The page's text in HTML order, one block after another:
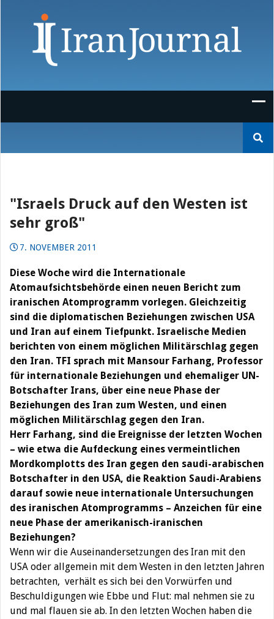
nach:
"Israels Druck auf den Westen ist
sehr groß"
7. NOVEMBER 2011
Diese Woche wird die Internationale
Atomaufsichtsbehörde einen neuen Bericht zum
iranischen Atomprogramm vorlegen. Gleichzeitig
sind die diplomatischen Beziehungen zwischen USA
und Iran auf einem Tiefpunkt. Israelische Medien
berichten von einem möglichen Militärschlag gegen
den Iran. TFI sprach mit Mansour Farhang, Professor
für internationale Beziehungen und ehemaliger UN-
Botschafter Irans, über eine neue Phase der
Beziehungen des Iran zum Westen, und einen
möglichen Militärschlag gegen den Iran.
Herr Farhang, sind die Ereignisse der letzten Wochen
– wie etwa die Aufdeckung eines vermeintlichen
Mordkomplotts des Iran gegen den saudi-arabischen
Botschafter in den USA, die Reaktion Saudi-Arabiens
darauf sowie neue internationale Untersuchungen
des iranischen Atomprogramms – Anzeichen für eine
neue Phase der amerikanisch-iranischen
Beziehungen?
Wenn wir die Auseinandersetzungen des Iran mit den
USA oder allgemein mit dem Westen in den letzten Jahren
betrachten, verhält es sich bei den Vorwürfen und
Beschuldigungen wie Ebbe und Flut: mal nehmen sie zu
und mal flauen sie ab. In den letzten Wochen haben die